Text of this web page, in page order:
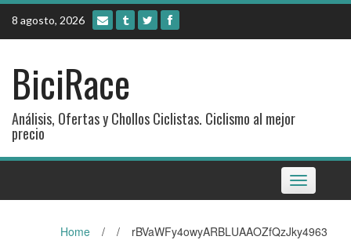
Skip
content
8 agosto, 2026
BiciRace
Análisis, Ofertas y Chollos Ciclistas. Ciclismo al mejor
precio
Toggle
navigation
Home / / rBVaWFy4owyARBLUAAOZfQzJky4963